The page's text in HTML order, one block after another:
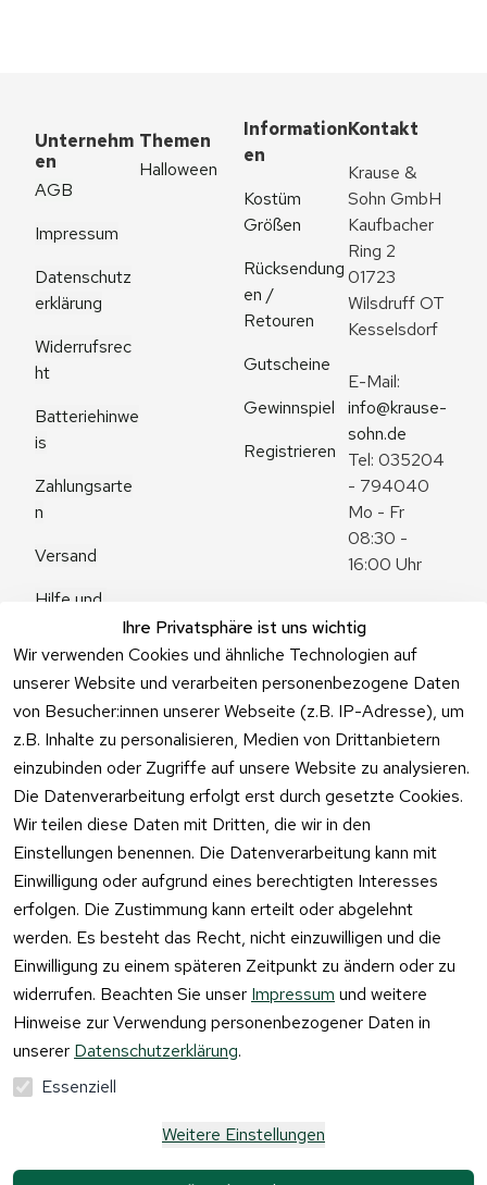
Ihre Privatsphäre ist uns wichtig
Wir verwenden Cookies und ähnliche Technologien auf
unserer Website und verarbeiten personenbezogene Daten
von Besucher:innen unserer Webseite (z.B. IP-Adresse), um
z.B. Inhalte zu personalisieren, Medien von Drittanbietern
einzubinden oder Zugriffe auf unsere Website zu analysieren.
Die Datenverarbeitung erfolgt erst durch gesetzte Cookies.
Wir teilen diese Daten mit Dritten, die wir in den
Einstellungen benennen. Die Datenverarbeitung kann mit
Einwilligung oder aufgrund eines berechtigten Interesses
erfolgen. Die Zustimmung kann erteilt oder abgelehnt
werden. Es besteht das Recht, nicht einzuwilligen und die
Einwilligung zu einem späteren Zeitpunkt zu ändern oder zu
widerrufen. Beachten Sie unser Impressum und weitere
Hinweise zur Verwendung personenbezogener Daten in
unserer Datenschutzerklärung.
Essenziell
Weitere Einstellungen
Unternehm
en
AGB
Impressum
Datenschutz
erklärung
Widerrufsrec
ht
Batteriehinwe
is
Zahlungsarte
n
Versand
Hilfe und
Fragen
Themen
Halloween
Information
en
Kostüm
Größen
Rücksendung
en /
Retouren
Gutscheine
Gewinnspiel
Registrieren
Kontakt
Krause &
Sohn GmbH
Kaufbacher
Ring 2
01723
Wilsdruff OT
Kesselsdorf
info@krause-
sohn.de
Tel: 035204
- 794040
Mo - Fr
08:30 -
16:00 Uhr
Zum
Kontaktformu
lar
Vertrag
widerrufen